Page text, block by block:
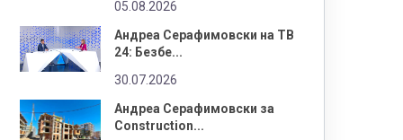
05.08.2026
Андреа Серафимовски на ТВ
24: Безбе...
30.07.2026
Андреа Серафимовски за
Construction...